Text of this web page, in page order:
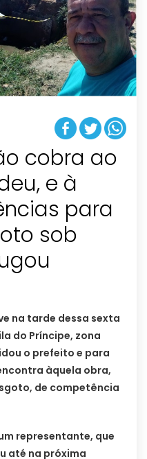
cobra ao
e à
para
sob
na tarde dessa sexta
do Príncipe, zona
o prefeito e para
àquela obra,
de competência
representante, que
até na próxima